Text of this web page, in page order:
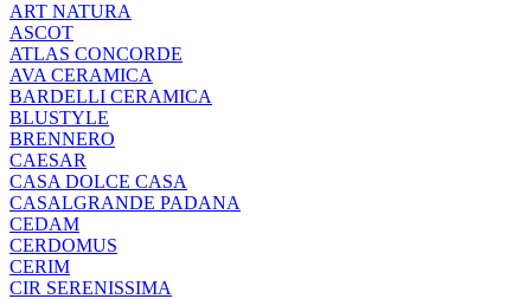
ART NATURA
ASCOT
ATLAS CONCORDE
AVA CERAMICA
BARDELLI CERAMICA
BLUSTYLE
BRENNERO
CAESAR
CASA DOLCE CASA
CASALGRANDE PADANA
CEDAM
CERDOMUS
CERIM
CIR SERENISSIMA